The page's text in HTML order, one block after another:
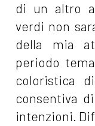
di un altro
verdi non
della mia
periodo
coloristica
consentiva
intenzioni.